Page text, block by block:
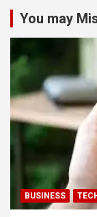
You may
BUSINESS